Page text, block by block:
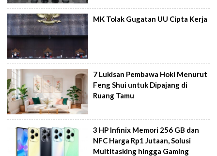
MK Tolak Gugatan UU Cipta Kerja
7 Lukisan Pembawa Hoki Menurut
Feng Shui untuk Dipajang di
Ruang Tamu
3 HP Infinix Memori 256 GB dan
NFC Harga Rp1 Jutaan, Solusi
Multitasking hingga Gaming